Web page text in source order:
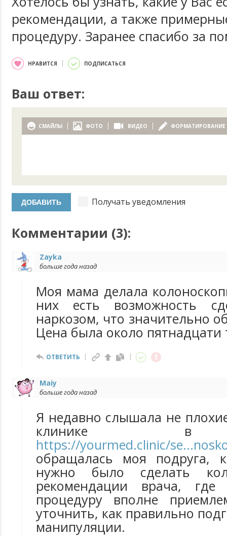
рекомендации, а также
процедуру. Заранее спасибо за
НРАВИТСЯ ПОДПИСАТЬСЯ
Ваш ответ:
СМАЙЛЫ ФОТО ВИДЕО ФОРМАТИРОВАНИЕ
Получать уведомления
Комментарии (3):
Zayka
больше года назад
Моя мама делала
них есть возможность
наркозом, что значительно
Цена была около пятнадцати
ОТВЕТИТЬ
Maiy
больше года назад
Я недавно слышала не
клинике в
https://yourmed.clinic/
обращалась моя подруга,
нужно было сделать
рекомендации врача,
процедуру вполне
уточнить, как правильно
манипуляции.